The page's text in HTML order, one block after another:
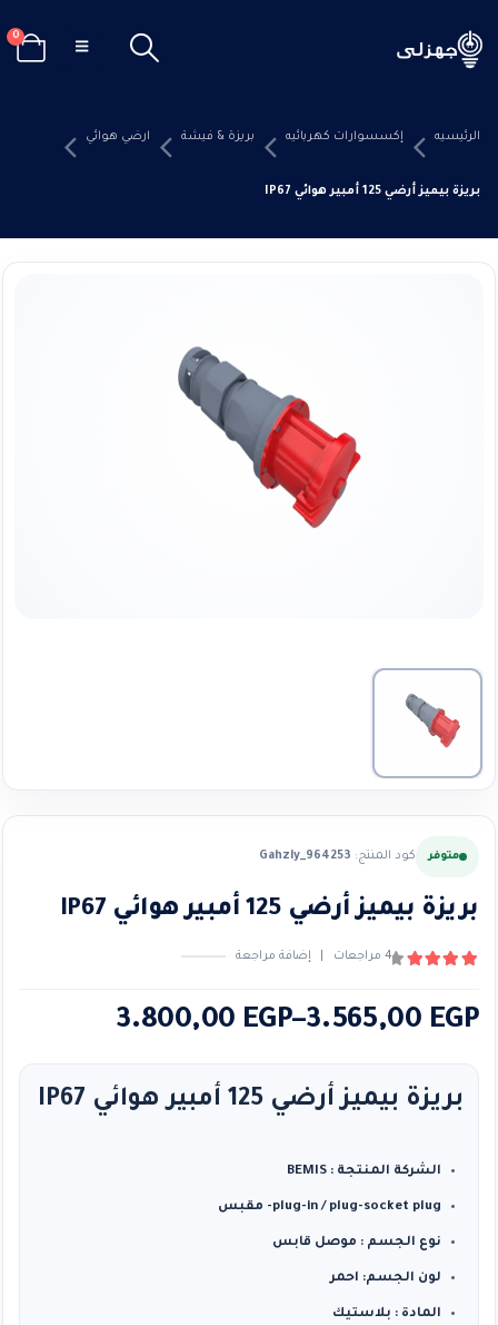
0
الرئيسيه إكسسوارات كهربائيه بريزة & فيشة ارضي هوائي
بريزة بيميز أرضي 125 أمبير هوائي IP67
متوفر كود المنتج: Gahzly_964253
بريزة بيميز أرضي 125 أمبير هوائي IP67
4 مراجعات إضافة مراجعة
3.565,00 EGP
–
3.800,00 EGP
نطاق
من
خلال
بريزة بيميز أرضي 125 أمبير هوائي IP67
الشركة المنتجة : BEMIS
plug-in / plug-socket plug- مقبس
نوع الجسم : موصل قابس
لون الجسم: احمر
المادة : بلاستيك